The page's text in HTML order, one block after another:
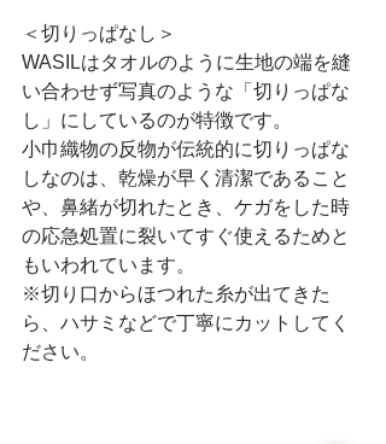
＜切りっぱなし＞
WASILはタオルのように生地の端を縫
い合わせず写真のような「切りっぱな
し」にしているのが特徴です。
小巾織物の反物が伝統的に切りっぱな
しなのは、乾燥が早く清潔であること
や、鼻緒が切れたとき、ケガをした時
の応急処置に裂いてすぐ使えるためと
もいわれています。
※切り口からほつれた糸が出てきた
ら、ハサミなどで丁寧にカットしてく
ださい。